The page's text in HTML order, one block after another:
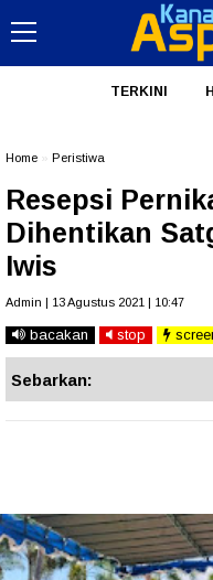
TERKINI
Home Peristiwa
Resepsi
Dihentikan
Iwis
Admin | 13 Agustus 2021 | 10:47
bacakan stop
Sebarkan: